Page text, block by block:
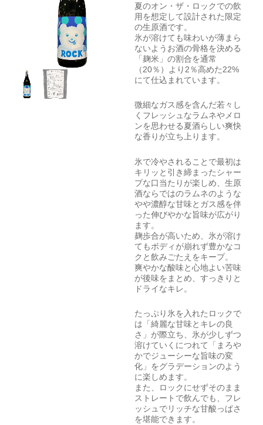
夏のオン・ザ・ロックでの飲
用を想定して設計された限定
の生原酒です。
氷が溶けても味わいが薄まら
ないようお酒の骨格を決める
「麹米」の割合を通常
（20％）より2％高めた22%
にて仕込まれています。
微細なガス感を含んだ若々し
くフレッシュなラムネやメロ
ンを思わせる夏酒らしい爽快
な香りが立ち上ります。
氷で冷やされることで最初は
キリッと引き締まったシャー
プな口当たりが楽しめ、生原
酒ならではのラムネのような
やや濃醇な甘味とガス感を伴
った伸びやかな旨味が広がり
ます。
麹歩合が高いため、氷が溶け
てもボディが崩れず豊かなコ
クと飲みごたえをキープ。
爽やかな酸味と心地よい苦味
が後味をまとめ、すっきりと
ドライなキレ。
たっぷり氷を入れたロックで
は「綺麗な甘味とキレの良
さ」が際立ち、氷が少しずつ
溶けていくにつれて「まろや
かでジューシーな旨味の変
化」をグラデーションのよう
に楽しめます。
また、ロックにせずそのまま
ストレートで飲んでも、フレ
ッシュでリッチな甘酸っぱさ
を堪能できます。